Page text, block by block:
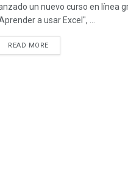
un nuevo curso en línea
a usar Excel", ...
READ MORE